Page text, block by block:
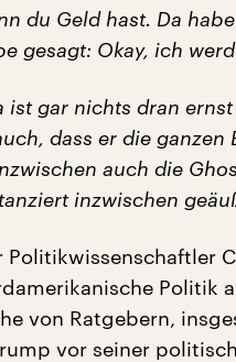
du Geld hast. Da
gesagt: Okay, ich
ist gar nichts dran
dass er die
auch die
inzwischen
Politikwissenschaftler
Politik
von Ratgebern,
vor seiner